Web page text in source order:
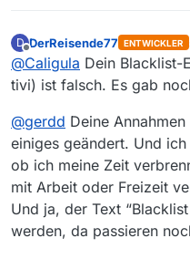
D
Offline
DerReisende77 ENTWICKLER
@Caligula Dein Blacklist-
tivi) ist falsch. Es gab
@gerdd Deine
einiges geändert. Und
ob ich meine Zeit
mit Arbeit oder Freizeit
Und ja, der Text
werden, da passieren